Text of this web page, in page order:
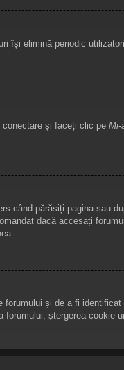
elimină periodic
conectare și faceți clic pe Mi-
când părăsiți pagina sau
dacă accesați
și de a fi
ștergerea cookie-